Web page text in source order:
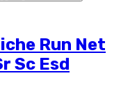
Run Net
Sc Esd